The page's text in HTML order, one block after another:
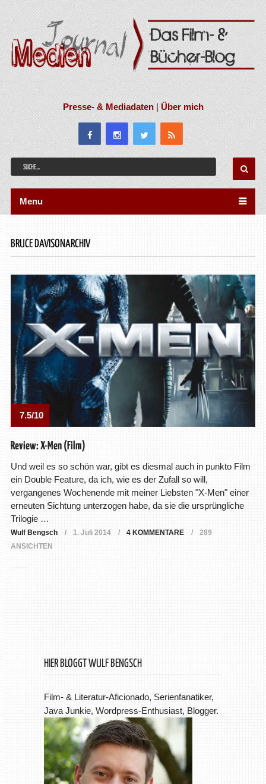
Presse- & Mediadaten|Über mich
Menu
BRUCE DAVISONARCHIV
7.5/10
Review: X-Men (Film)
Und weil es so schön war, gibt es diesmal auch in punkto Film
ein Double Feature, da ich, wie es der Zufall so will,
vergangenes Wochenende mit meiner Liebsten "X-Men" einer
erneuten Sichtung unterzogen habe, da sie die ursprüngliche
Trilogie …
Wulf Bengsch 1. Juli 2014 4 KOMMENTARE
289
ANSICHTEN
HIER BLOGGT WULF BENGSCH
Film- & Literatur-Aficionado, Serienfanatiker,
Java Junkie, Wordpress-Enthusiast, Blogger.